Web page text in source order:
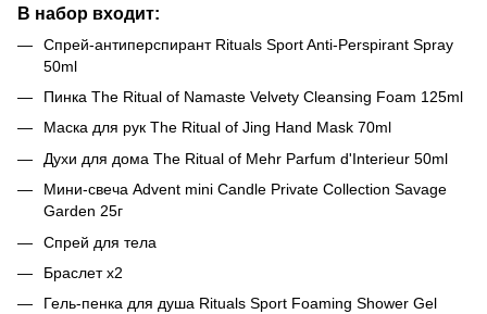
В набор входит:
Спрей-антиперспирант Rituals Sport Anti-Perspirant Spray
50ml
Пинка The Ritual of Namaste Velvety Cleansing Foam 125ml
Маска для рук The Ritual of Jing Hand Mask 70ml
Духи для дома The Ritual of Mehr Parfum d'Interieur 50ml
Мини-свеча Advent mini Candle Private Collection Savage
Garden 25г
Спрей для тела
Браслет х2
Гель-пенка для душа Rituals Sport Foaming Shower Gel